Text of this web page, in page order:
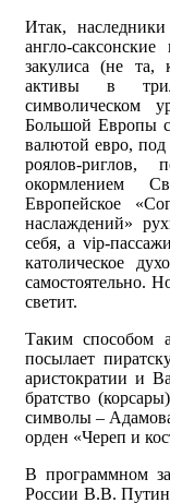
Итак,
англо-
закулиса (не та,
активы в
символическом
Большой Европы
валютой евро, под
роялов-
окормлением
Европейское
наслаждений»
себя, а vip-
католическое
самостоятельно.
светит.
Таким способом
посылает
аристократии и
братство
символы –
орден «Череп и
В программном
России В.В.